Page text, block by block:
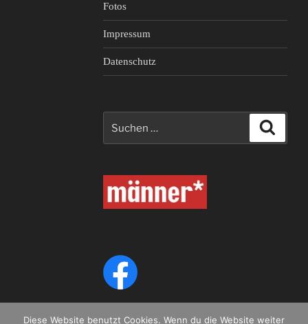
Fotos
Impressum
Datenschutz
Diese Website benutzt Cookies. Wenn du die Website weiter